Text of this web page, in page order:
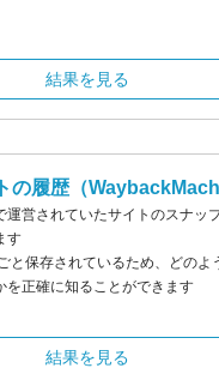
結果を見る
の履歴（
運営されていたサイトのスナッ
す
と保存されているため、どのよ
を正確に知ることができます
結果を見る